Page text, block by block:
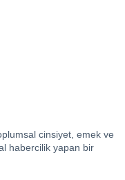
cinsiyet, emek ve
habercilik yapan bir